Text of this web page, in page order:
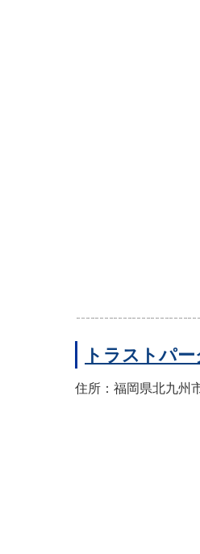
トラストパ
住所：福岡県北九州